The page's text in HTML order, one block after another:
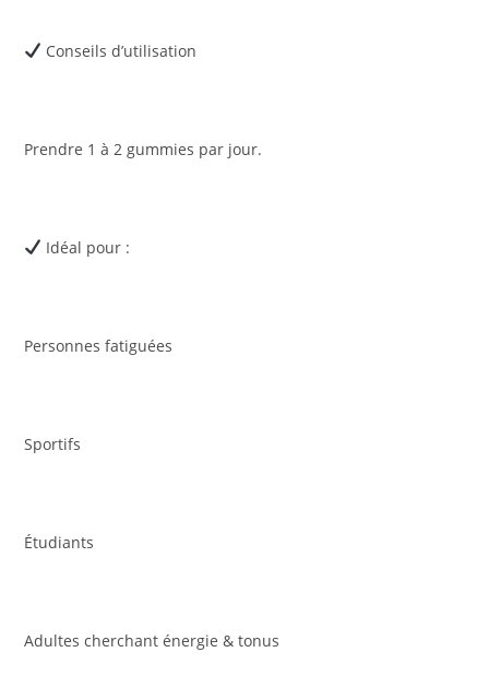
Conseils d’utilisation
Prendre 1 à 2 gummies par jour.
Idéal pour :
Personnes fatiguées
Sportifs
Étudiants
Adultes cherchant énergie & tonus